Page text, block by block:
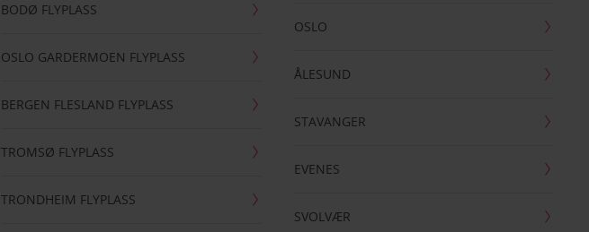
BODØ FLYPLASS
OSLO GARDERMOEN FLYPLASS
BERGEN FLESLAND FLYPLASS
TROMSØ FLYPLASS
TRONDHEIM FLYPLASS
OSLO
ÅLESUND
STAVANGER
EVENES
SVOLVÆR